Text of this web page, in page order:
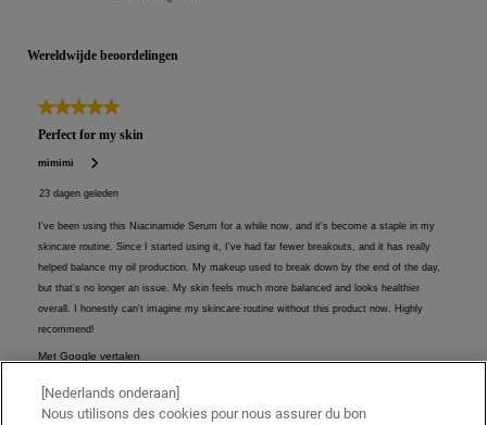
[Nederlands onderaan]
Nous utilisons des cookies pour nous assurer du bon